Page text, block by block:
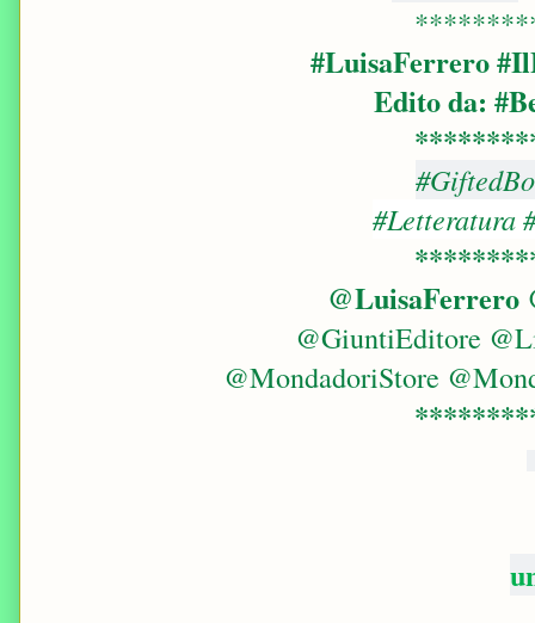
#LuisaFerrero
Edito da:
#Letteratura
@LuisaFerrero
@GiuntiEditore
@MondadoriStore